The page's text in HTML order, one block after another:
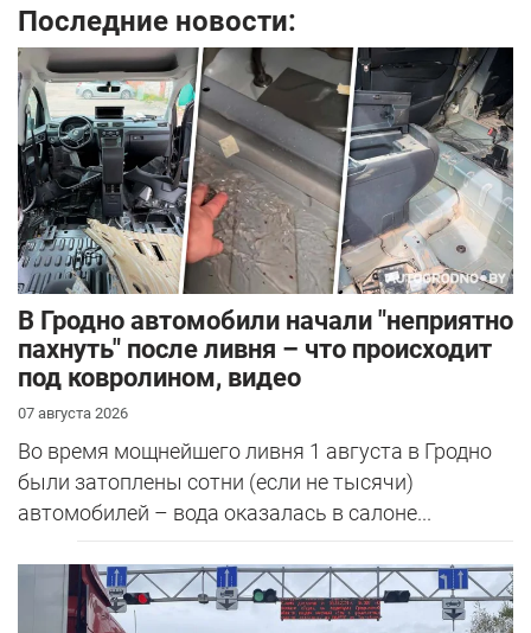
Последние новости:
В Гродно автомобили начали "неприятно
пахнуть" после ливня – что происходит
под ковролином, видео
07 августа 2026
Во время мощнейшего ливня 1 августа в Гродно
были затоплены сотни (если не тысячи)
автомобилей – вода оказалась в салоне...